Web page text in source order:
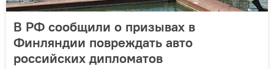
В РФ сообщили о призывах в
Финляндии повреждать авто
российских дипломатов